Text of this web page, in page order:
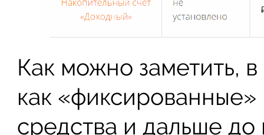
Как можно заметить,
как «фиксированные»
средства и дальше